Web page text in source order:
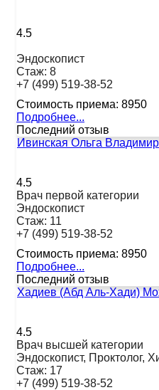
4.5
Эндоскопист
Стаж: 8
+7 (499) 519-38-52
Стоимость приема: 8950
Подробнее...
Последний отзыв
Ивинская Ольга
4.5
Врач первой категории
Эндоскопист
Стаж: 11
+7 (499) 519-38-52
Стоимость приема: 8950
Подробнее...
Последний отзыв
Хадиев (Абд Аль-Хади)
4.5
Врач высшей категории
Эндоскопист, Проктолог,
Стаж: 17
+7 (499) 519-38-52